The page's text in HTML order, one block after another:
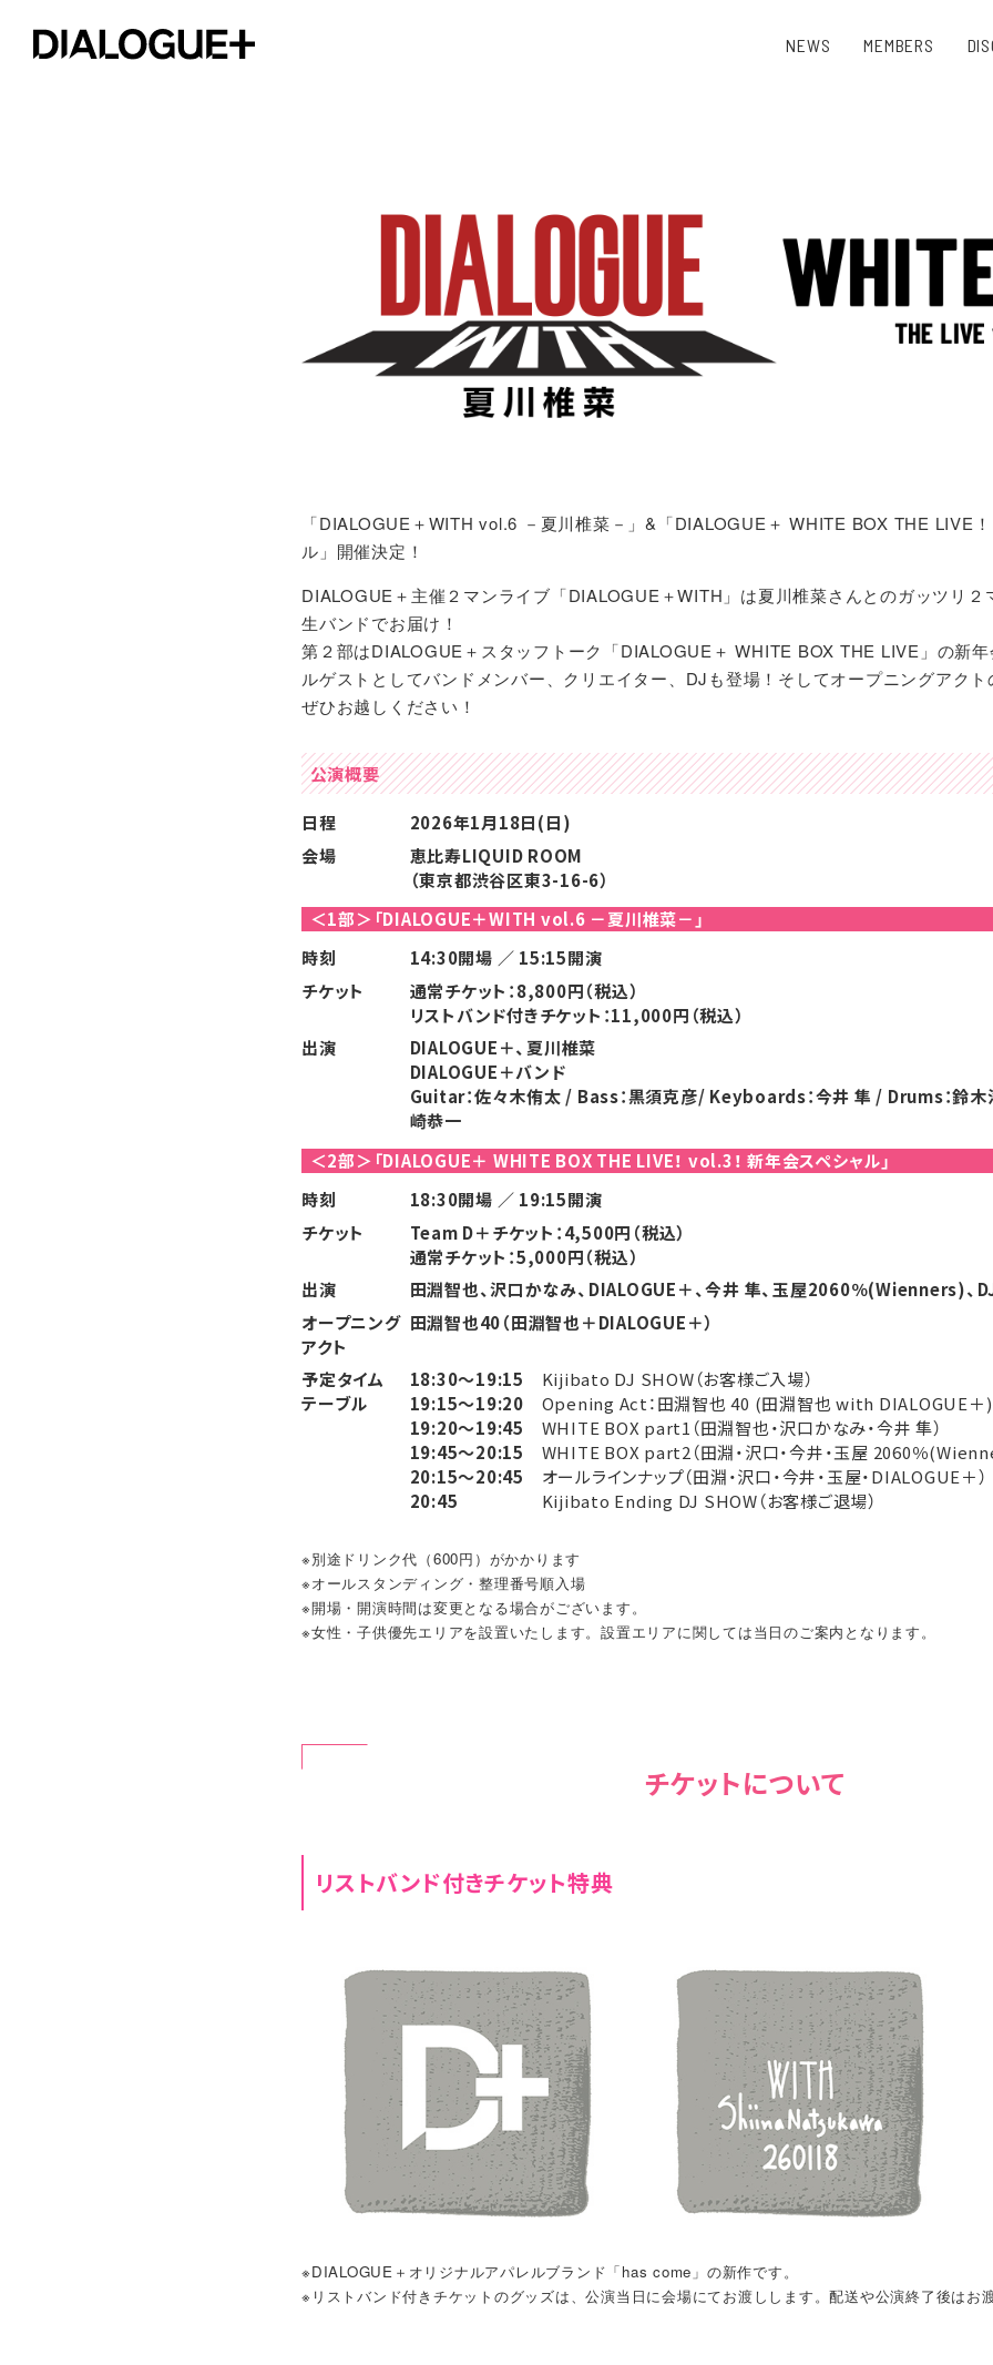
NEWS MEMBERS
「DIALOGUE＋WITH vol.6 －夏川椎菜－」&「DIALOGUE＋ WHITE BOX THE LIVE
ル」開催決定！
DIALOGUE＋主催２マンライブ「DIALOGUE＋WITH」は夏川椎菜さんとのガッツリ２
生バンドでお届け！
第２部はDIALOGUE＋スタッフトーク「DIALOGUE＋ WHITE BOX THE LIVE」の新
ルゲストとしてバンドメンバー、クリエイター、DJも登場！そしてオープニングアク
ぜひお越しください！
公演概要
日程
2026年1月18日(日)
会場
恵比寿LIQUID ROOM
（東京都渋谷区東3-16-6）
＜1部＞「DIALOGUE＋WITH vol.6 －夏川椎菜－」
時刻
14:30開場 ／ 15:15開演
チケット
通常チケット：8,800円（税込）
リストバンド付きチケット：11,000円（税込）
出演
DIALOGUE＋、夏川椎菜
DIALOGUE＋バンド
Guitar：佐々木侑太 / Bass：黒須克彦/ Keyboards：今井 隼 / Drums：鈴
崎恭一
＜2部＞「DIALOGUE＋ WHITE BOX THE LIVE！ vol.3！ 新年会スペシャル」
時刻
18:30開場 ／ 19:15開演
チケット
Team D＋チケット：4,500円（税込）
通常チケット：5,000円（税込）
出演
田淵智也、沢口かなみ、DIALOGUE＋、今井 隼、玉屋2060％(Wienners)、
オープニング
アクト
田淵智也40（田淵智也＋DIALOGUE＋）
予定タイム
テーブル
18:30〜19:15 Kijibato DJ SHOW（お客様ご入場）
19:15〜19:20 Opening Act：田淵智也 40 (田淵智也 with DIALOGUE＋)
19:20〜19:45 WHITE BOX part1（田淵智也・沢口かなみ・今井 隼）
19:45〜20:15 WHITE BOX part2（田淵・沢口・今井・玉屋 2060％
20:15〜20:45 オールラインナップ（田淵・沢口・今井・玉屋・DIALOGUE＋）
20:45
Kijibato Ending DJ SHOW（お客様ご退場）
※別途ドリンク代（600円）がかかります
※オールスタンディング・整理番号順入場
※開場・開演時間は変更となる場合がございます。
※女性・子供優先エリアを設置いたします。設置エリアに関しては当日のご案内となります。
チケットについて
リストバンド付きチケット特典
※DIALOGUE＋オリジナルアパレルブランド「has come」の新作です。
※リストバンド付きチケットのグッズは、公演当日に会場にてお渡しします。配送や公演終了後はお